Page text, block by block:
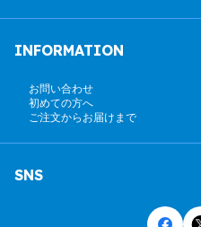
INFORMATION
お問い合わせ
初めての方へ
ご注文からお届けまで
SNS